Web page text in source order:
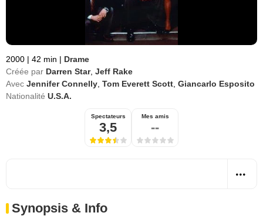
2000 | 42 min | Drame
Créée par Darren Star, Jeff Rake
Avec Jennifer Connelly Tom Everett Scott Giancarlo Esposito
Nationalité U.S.A.
Spectateurs
3,5
Mes amis
--
Synopsis & Info